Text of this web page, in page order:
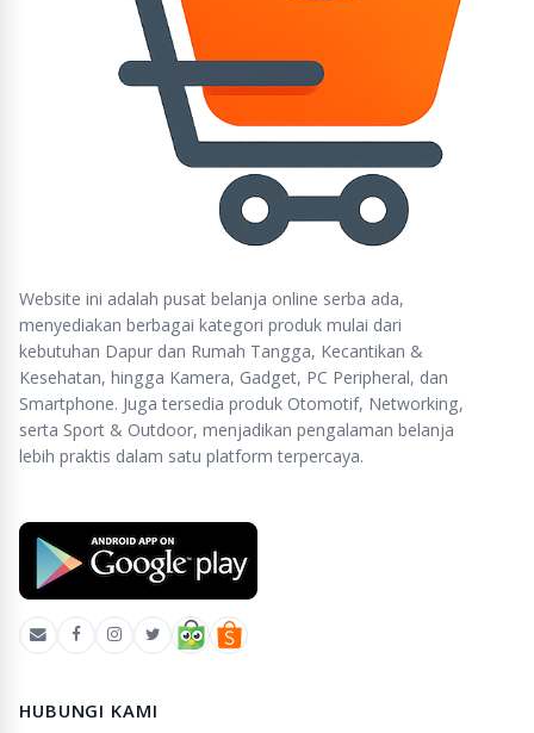
Website ini adalah pusat belanja online serba ada,
menyediakan berbagai kategori produk mulai dari
kebutuhan Dapur dan Rumah Tangga, Kecantikan &
Kesehatan, hingga Kamera, Gadget, PC Peripheral, dan
Smartphone. Juga tersedia produk Otomotif, Networking,
serta Sport & Outdoor, menjadikan pengalaman belanja
lebih praktis dalam satu platform terpercaya.
HUBUNGI KAMI